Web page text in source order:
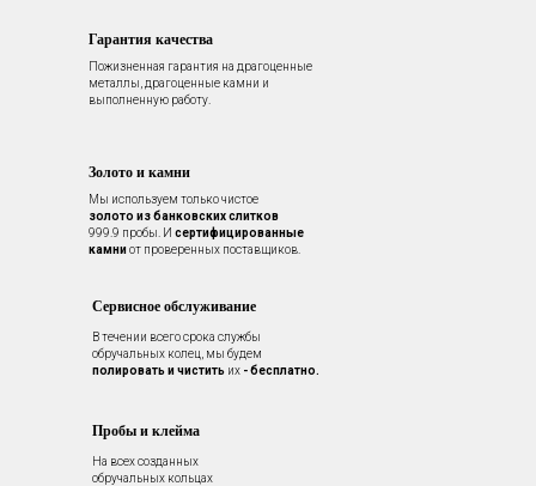
Мы используем только чистое
золото из банковских слитков
999.9 пробы. И сертифицированные
камниот проверенных поставщиков.
Золото и камни
Гарантия качества
Пожизненная гарантия на драгоценные
металлы, драгоценные камни и
выполненную работу.
Сервисное обслуживание
В течении всего срока службы
обручальных колец, мы будем
полировать и чистить их - бесплатно.
Пробы и клейма
На всех созданных
обручальных кольцах